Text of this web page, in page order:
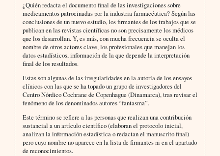
¿Quién redacta el documento final de las investigaciones sobre
medicamentos patrocinadas por la industria farmacéutica? Según las
conclusiones de un nuevo estudio, los firmantes de los trabajos que se
publican en las revistas científicas no son precisamente los médicos
que los desarrollan. Y, es más, con mucha frecuencia se oculta el
nombre de otros actores clave, los profesionales que manejan los
datos estadísticos, información de la que depende la interpretación
final de los resultados.
Estas son algunas de las irregularidades en la autoría de los ensayos
clínicos con las que se ha topado un grupo de investigadores del
Centro Nórdico Cochrane de Copenhague (Dinamarca), tras revisar el
fenómeno de los denominados autores “fantasma”.
Este término se refiere a las personas que realizan una contribución
sustancial a un artículo científico (elaboran el protocolo inicial,
analizan la información estadística o redactan el manuscrito final)
pero cuyo nombre no aparece en la lista de firmantes ni en el apartado
de reconocimientos.